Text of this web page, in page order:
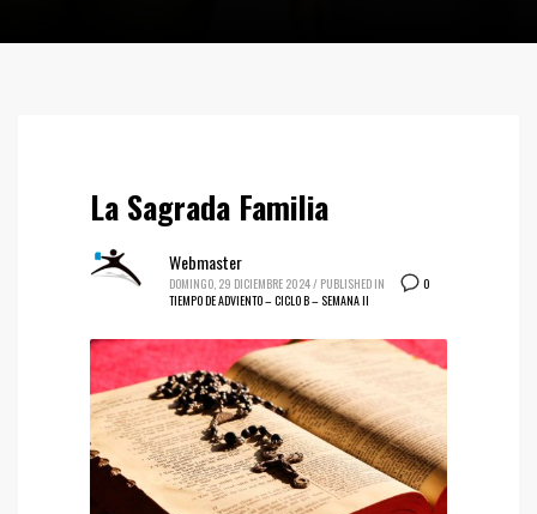
La Sagrada Familia
0
Webmaster
DOMINGO, 29 DICIEMBRE 2024/ PUBLISHED IN
TIEMPO DE ADVIENTO – CICLO B – SEMANA II